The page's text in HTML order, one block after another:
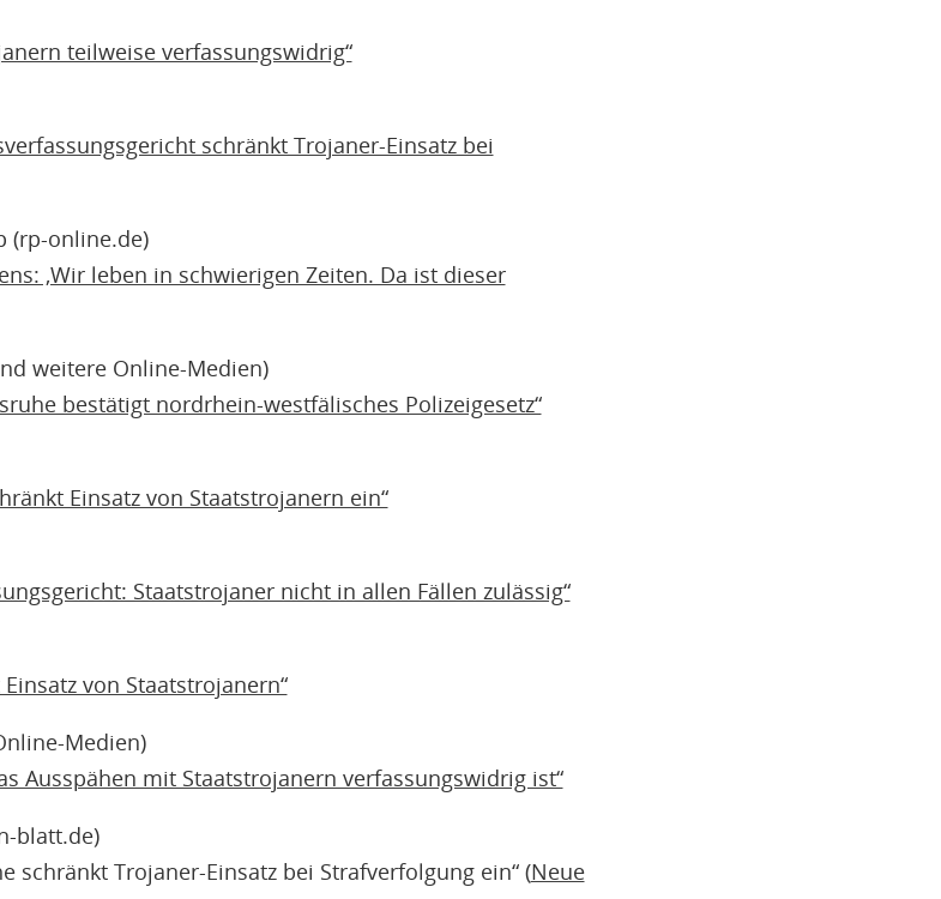
teilweise verfassungswidrig“
schränkt Trojaner-Einsatz bei
(rp-online.de)
‚Wir leben in schwierigen Zeiten. Da ist dieser
weitere Online-Medien)
bestätigt nordrhein-westfälisches Polizeigesetz“
Einsatz von Staatstrojanern ein“
Staatstrojaner nicht in allen Fällen zulässig“
von Staatstrojanern“
Medien)
Ausspähen mit Staatstrojanern verfassungswidrig ist“
blatt.de)
schränkt Trojaner-Einsatz bei Strafverfolgung ein“ (Neue